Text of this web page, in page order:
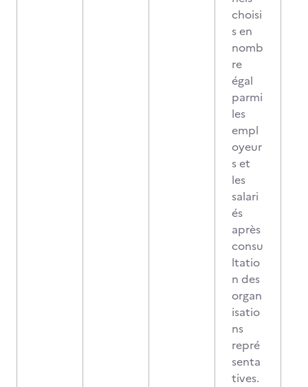
choisi
s en
nomb
re
égal
parmi
les
empl
oyeur
s et
les
salari
és
après
consu
ltatio
n des
organ
isatio
ns
repré
senta
tives.